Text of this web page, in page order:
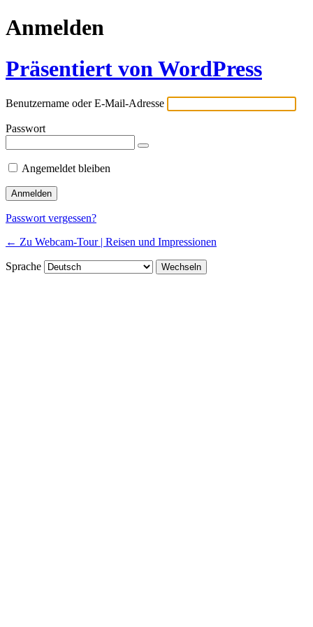
Anmelden
Präsentiert von WordPress
Benutzername oder E-Mail-Adresse
Passwort
Angemeldet bleiben
Passwort vergessen?
← Zu Webcam-Tour | Reisen und Impressionen
Sprache